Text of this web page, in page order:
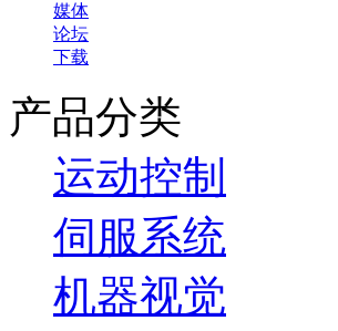
媒体
论坛
下载
产品分类
运动控制
伺服系统
机器视觉